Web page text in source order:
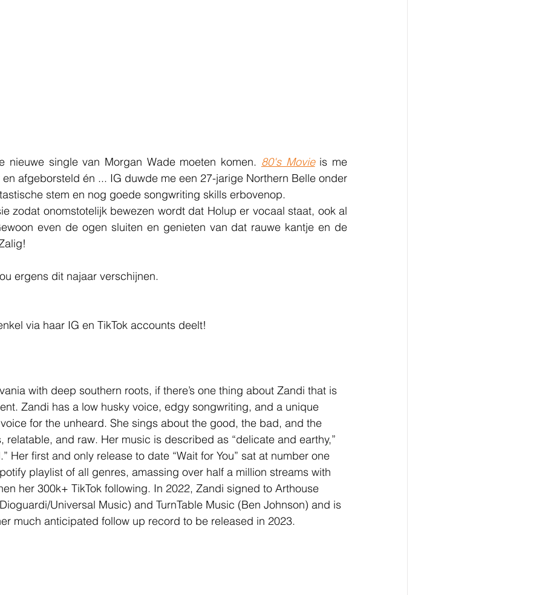
nieuwe single van Morgan Wade moeten komen. 80's Movie is me
afgeborsteld én ... IG duwde me een 27-jarige Northern Belle onder
stem en nog goede songwriting skills erbovenop.
zodat onomstotelijk bewezen wordt dat Holup er vocaal staat, ook al
even de ogen sluiten en genieten van dat rauwe kantje en de
ergens dit najaar verschijnen.
via haar IG en TikTok accounts deelt!
with deep southern roots, if there’s one thing about Zandi that is
Zandi has a low husky voice, edgy songwriting, and a unique
for the unheard. She sings about the good, the bad, and the
relatable, and raw. Her music is described as “delicate and earthy,”
Her first and only release to date “Wait for You” sat at number one
playlist of all genres, amassing over half a million streams with
her 300k+ TikTok following. In 2022, Zandi signed to Arthouse
Universal Music) and TurnTable Music (Ben Johnson) and is
much anticipated follow up record to be released in 2023.